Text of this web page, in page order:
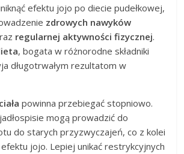
efektu jojo po diecie pudełkowej,
zdrowych nawyków
regularnej aktywności fizycznej.
, bogata w różnorodne składniki
długotrwałym rezultatom w
powinna przebiegać stopniowo.
mogą prowadzić do
do starych przyzwyczajeń, co z kolei
jojo. Lepiej unikać restrykcyjnych